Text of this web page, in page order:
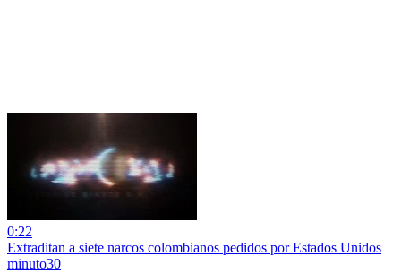
0:22
Extraditan a siete narcos colombianos pedidos por Estados Unidos
minuto30